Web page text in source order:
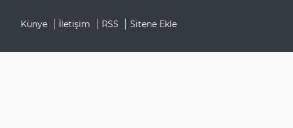
Künye İletişim RSS Sitene Ekle